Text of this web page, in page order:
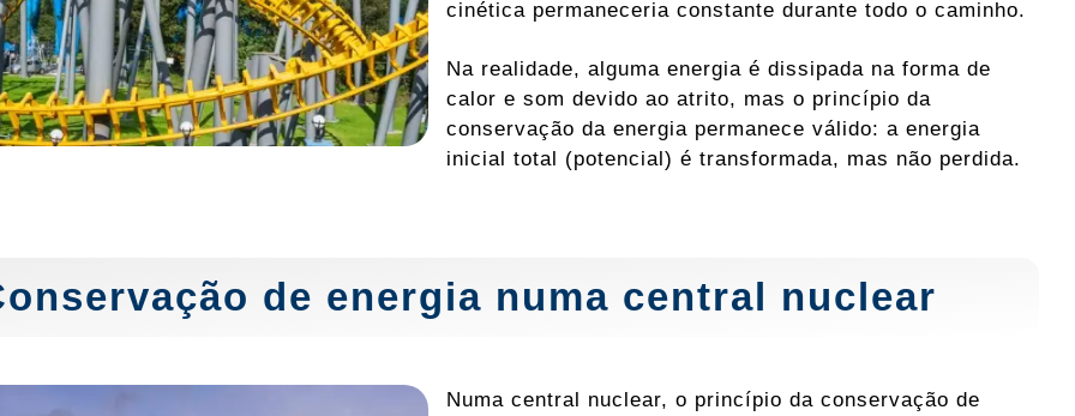
cinética permaneceria constante durante todo o caminho.
Na realidade, alguma energia é dissipada na forma de
calor e som devido ao atrito, mas o princípio da
conservação da energia permanece válido: a energia
inicial total (potencial) é transformada, mas não perdida.
de energia numa central nuclear
Numa central nuclear, o princípio da conservação de